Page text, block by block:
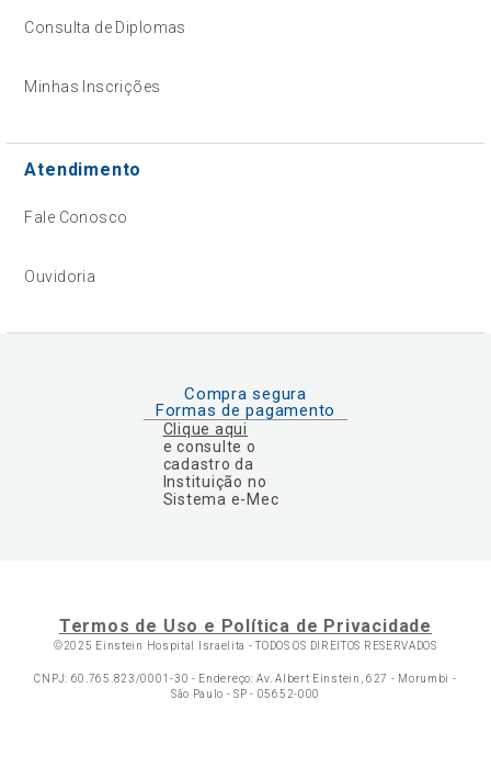
Consulta de Diplomas
Minhas Inscrições
Atendimento
Fale Conosco
Ouvidoria
Compra segura
Formas de pagamento
Clique aqui
e consulte o
cadastro da
Instituição no
Sistema e-Mec
Termos de Uso e Política de Privacidade
©2025 Einstein Hospital Israelita -TODOS OS DIREITOS RESERVADOS
CNPJ: 60.765.823/0001-30 - Endereço: Av. Albert Einstein, 627 - Morumbi -
São Paulo - SP - 05652-000